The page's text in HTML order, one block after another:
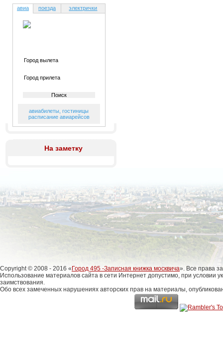
авиа поезда электрички
авиабилеты ,гостиницы
расписание авиарейсов
На заметку
Copyright © 2008 - 2016 « Город 495 -Записная книжка москвича». Все права
Использование материалов сайта в сети Интернет допустимо, при условии
заимствования.
Обо всех замеченных нарушениях авторских прав на материалы,